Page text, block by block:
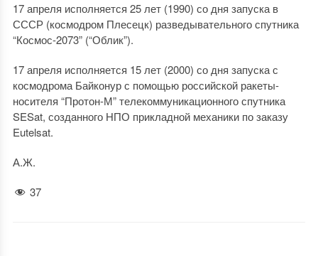
17 апреля исполняется 25 лет (1990) со дня запуска в
СССР (космодром Плесецк) разведывательного спутника
“Космос-2073” (“Облик”).
17 апреля исполняется 15 лет (2000) со дня запуска с
космодрома Байконур с помощью российской ракеты-
носителя “Протон-М” телекоммуникационного спутника
SESat, созданного НПО прикладной механики по заказу
Eutelsat.
А.Ж.
37